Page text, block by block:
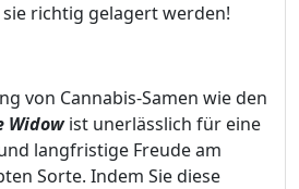
sie richtig gelagert werden!
von Cannabis-Samen wie den
Widowist unerlässlich für eine
langfristige Freude am
Sorte. Indem Sie diese